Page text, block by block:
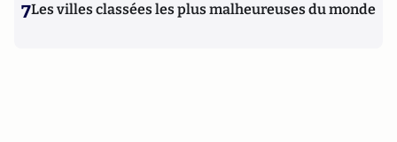
7Les villes classées les plus malheureuses du monde